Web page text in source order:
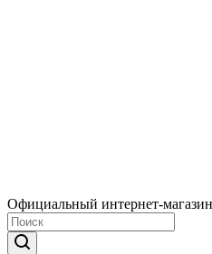
Официальный интернет-магазин